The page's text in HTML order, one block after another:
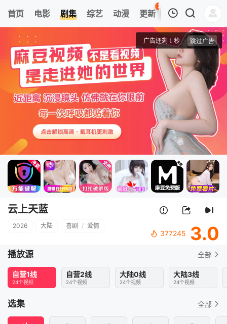
首页 电影 剧集 综艺 动漫 更新
26
热榜 APP
1
云上天蓝
清空
云上天蓝
2026 大陆 喜剧 / 爱情
377245 3.0
播放源 全部
自营1线
24个视频
自营2线
24个视频
大陆0线
24个视频
大陆3线
24个视频
选集 全部